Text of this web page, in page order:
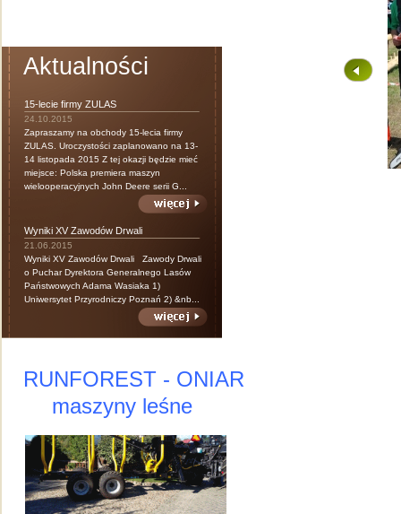
Aktualności
15-lecie firmy ZULAS
24.10.2015
Zapraszamy na obchody 15-lecia firmy
ZULAS. Uroczystości zaplanowano na 13-
14 listopada 2015 Z tej okazji będzie mieć
miejsce: Polska premiera maszyn
wielooperacyjnych John Deere serii G...
Wyniki XV Zawodów Drwali
21.06.2015
Wyniki XV Zawodów Drwali Zawody Drwali
o Puchar Dyrektora Generalnego Lasów
Państwowych Adama Wasiaka 1)
Uniwersytet Przyrodniczy Poznań 2) &nb...
RUNFOREST - ONIAR
maszyny leśne